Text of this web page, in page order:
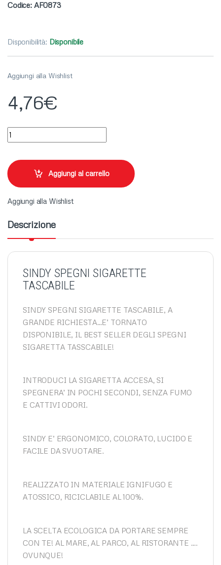
Codice: AF0873
Disponibilità: Disponibile
Aggiungi alla Wishlist
4,76€
SINDY SPEGNI SIGARETTE TASCABILE quantity
Aggiungi al carrello
Aggiungi alla Wishlist
Descrizione
SINDY SPEGNI SIGARETTE
TASCABILE
SINDY SPEGNI SIGARETTE TASCABILE, A
GRANDE RICHIESTA…E’ TORNATO
DISPONIBILE, IL BEST SELLER DEGLI SPEGNI
SIGARETTA TASSCABILE!
INTRODUCI LA SIGARETTA ACCESA, SI
SPEGNERA’ IN POCHI SECONDI, SENZA FUMO
E CATTIVI ODORI.
SINDY E’ ERGONOMICO, COLORATO, LUCIDO E
FACILE DA SVUOTARE.
REALIZZATO IN MATERIALE IGNIFUGO E
ATOSSICO, RICICLABILE AL 100%.
LA SCELTA ECOLOGICA DA PORTARE SEMPRE
CON TE! AL MARE, AL PARCO, AL RISTORANTE ….
OVUNQUE!